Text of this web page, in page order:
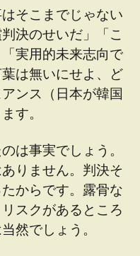
そこまでじゃない
決のせいだ」「こ
実用的未来志向で
は無いにせよ、ど
ンス（日本が韓国
す。
は事実でしょう。
りません。判決そ
からです。露骨な
スクがあるところ
然でしょう。